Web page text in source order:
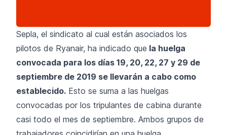
Sepla, el sindicato al cual están asociados los
pilotos de Ryanair, ha indicado que la huelga
convocada para los días 19, 20, 22, 27 y 29 de
septiembre de 2019 se llevarán a cabo como
establecido. Esto se suma a las huelgas
convocadas por los tripulantes de cabina durante
casi todo el mes de septiembre. Ambos grupos de